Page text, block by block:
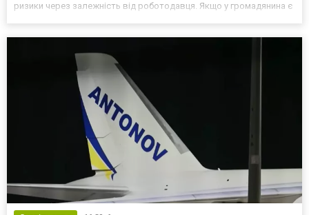
ризики через залежність від роботодавця. Якщо у громадянина є